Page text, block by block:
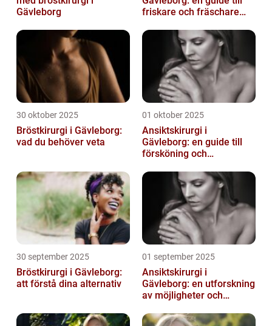
Gävleborg
friskare och fräschare
30 oktober 2025
Bröstkirurgi i Gävleborg:
vad du behöver veta
01 oktober 2025
Ansiktskirurgi i
Gävleborg: en guide till
försköning och
30 september 2025
Bröstkirurgi i Gävleborg:
att förstå dina alternativ
01 september 2025
Ansiktskirurgi i
Gävleborg: en utforskning
av möjligheter och